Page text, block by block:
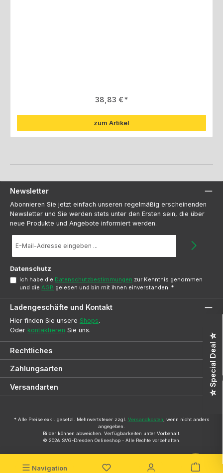
Navigation
Regulärer Preis:
38,83 €
zum Artikel
Newsletter
Abonnieren Sie jetzt einfach unseren regelmäßig erscheinenden
Newsletter und Sie werden stets unter den Ersten sein, die über
neue Produkte und Angebote informiert werden.
Mail-
Datenschutz
Ich habe die Datenschutzbestimmungen zur Kenntnis genommen
und dieAGB gelesen und bin mit ihnen einverstanden.*
Ladengeschäfte und Kontakt
Hier finden Sie unsere Shops.
Oder kontaktieren Sie uns.
Rechtliches
Zahlungsarten
Versandarten
* Alle Preise exkl. gesetzl. Mehrwertsteuer zzgl. Versandkosten , wenn nicht anders
angegeben.
Bilder können abweichen. Verfügbarkeiten unter Vorbehalt.
© 2026 SVG-Dresden Onlineshop - Alle Rechte vorbehalten.
☆ Special Deal ☆